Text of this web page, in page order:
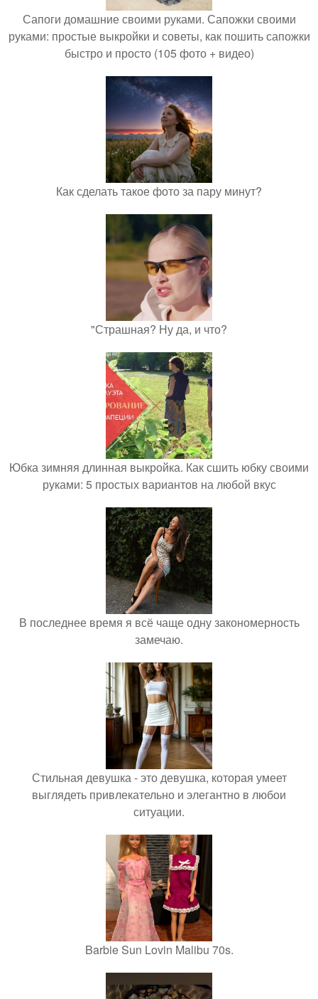
Сапоги домашние своими руками. Сапожки своими
руками: простые выкройки и советы, как пошить сапожки
быстро и просто (105 фото + видео)
Как сделать такое фото за пару минут?
"Страшная? Ну да, и что?
Юбка зимняя длинная выкройка. Как сшить юбку своими
руками: 5 простых вариантов на любой вкус
В последнее время я всё чаще одну закономерность
замечаю.
Стильная девушка - это девушка, которая умеет
выглядеть привлекательно и элегантно в любои
ситуации.
Barbie Sun Lovin Malibu 70s.